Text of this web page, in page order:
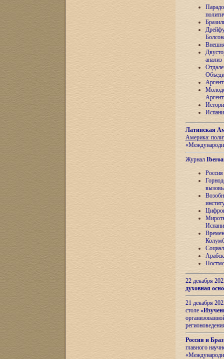
анализ
Латинская
Америка:
Журнал
22 декабря
духовная
21 декабря
столе
Россия и
главного